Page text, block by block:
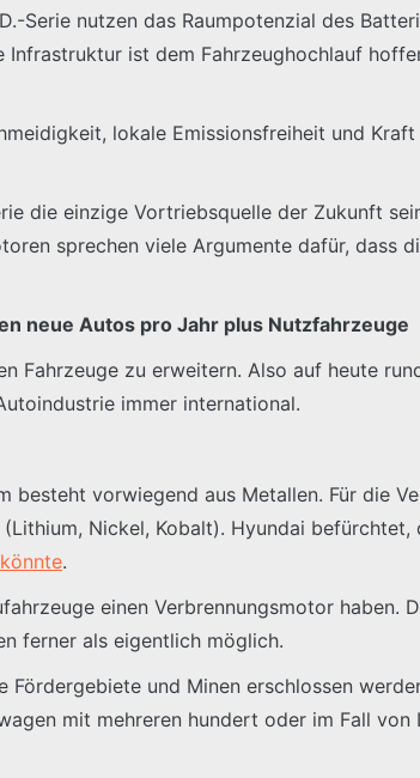
Serie nutzen das Raumpotenzial des
ist dem Fahrzeughochlauf
lokale Emissionsfreiheit und
die einzige Vortriebsquelle der Zukunft
sprechen viele Argumente dafür, dass
neue Autos pro Jahr plus Nutzfahrzeuge
Fahrzeuge zu erweitern. Also auf heute
immer international.
besteht vorwiegend aus Metallen. Für die
Nickel, Kobalt). Hyundai
.
einen Verbrennungsmotor haben.
ferner als eigentlich möglich.
und Minen erschlossen
mit mehreren hundert oder im Fall